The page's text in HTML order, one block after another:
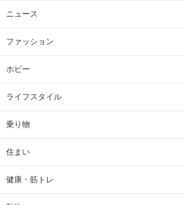
ニュース
ファッション
ホビー
ライフスタイル
乗り物
住まい
健康・筋トレ